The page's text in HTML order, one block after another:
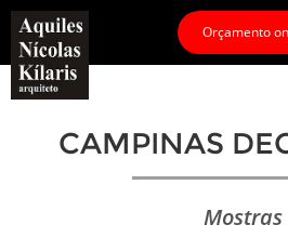
Orçamento
CAMPINAS
Mostras